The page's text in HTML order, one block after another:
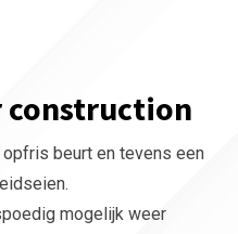
construction
beurt en tevens een
mogelijk weer